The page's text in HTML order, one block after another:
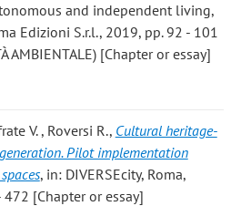
and independent living,
Edizioni S.r.l., 2019, pp. 92 - 101
AMBIENTALE) [Chapter or essay]
V. , Roversi R., Cultural heritage-
Pilot implementation
, in: DIVERSEcity, Roma,
472 [Chapter or essay]